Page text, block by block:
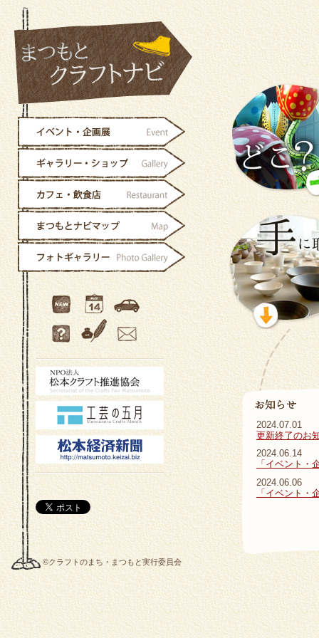
©クラフトのまち・まつもと実行委員会
2024.07.01
更新終了のお
2024.06.14
「イベント・
2024.06.06
「イベント・